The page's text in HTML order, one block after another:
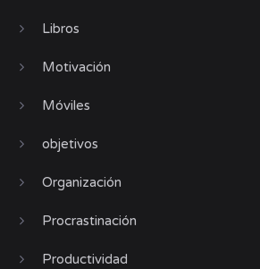
Libros
Motivación
Móviles
objetivos
Organización
Procrastinación
Productividad